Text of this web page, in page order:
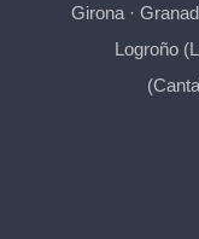
Girona·
Logroño